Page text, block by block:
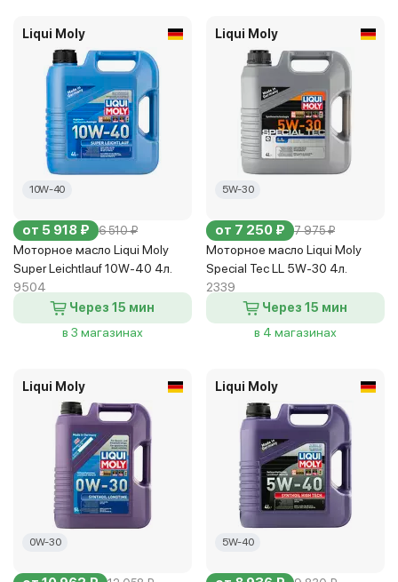
Liqui Moly
10W-40
от 5 918 ₽ 6 510 ₽
Моторное масло Liqui Moly
Super Leichtlauf 10W-40 4л.
9504
Через 15 мин
в 3 магазинах
Liqui Moly
5W-30
от 7 250 ₽ 7 975 ₽
Моторное масло Liqui Moly
Special Tec LL 5W-30 4л.
2339
Через 15 мин
в 4 магазинах
Liqui Moly
0W-30
Liqui Moly
5W-40